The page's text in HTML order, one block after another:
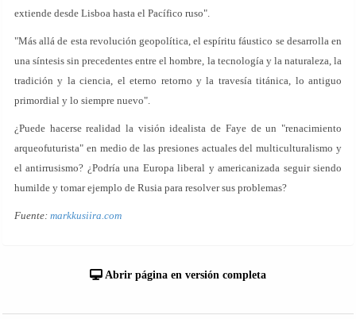
extiende desde Lisboa hasta el Pacífico ruso".
"Más allá de esta revolución geopolítica, el espíritu fáustico se desarrolla en
una síntesis sin precedentes entre el hombre, la tecnología y la naturaleza, la
tradición y la ciencia, el eterno retorno y la travesía titánica, lo antiguo
primordial y lo siempre nuevo".
¿Puede hacerse realidad la visión idealista de Faye de un "renacimiento
arqueofuturista" en medio de las presiones actuales del multiculturalismo y
el antirrusismo? ¿Podría una Europa liberal y americanizada seguir siendo
humilde y tomar ejemplo de Rusia para resolver sus problemas?
Fuente: markkusiira.com
Abrir página en versión completa